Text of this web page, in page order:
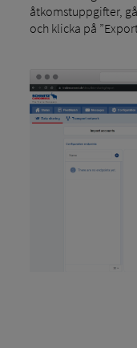
åtkomstuppgifter,
och klicka på